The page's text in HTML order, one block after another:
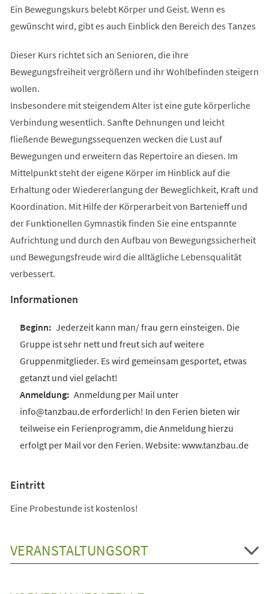
Ein Bewegungskurs belebt Körper und Geist. Wenn es
gewünscht wird, gibt es auch Einblick den Bereich des Tanzes
Dieser Kurs richtet sich an Senioren, die ihre
Bewegungsfreiheit vergrößern und ihr Wohlbefinden steigern
wollen.
Insbesondere mit steigendem Alter ist eine gute körperliche
Verbindung wesentlich. Sanfte Dehnungen und leicht
fließende Bewegungssequenzen wecken die Lust auf
Bewegungen und erweitern das Repertoire an diesen. Im
Mittelpunkt steht der eigene Körper im Hinblick auf die
Erhaltung oder Wiedererlangung der Beweglichkeit, Kraft und
Koordination. Mit Hilfe der Körperarbeit von Bartenieff und
der Funktionellen Gymnastik finden Sie eine entspannte
Aufrichtung und durch den Aufbau von Bewegungssicherheit
und Bewegungsfreude wird die alltägliche Lebensqualität
verbessert.
Informationen
Jederzeit kann man/ frau gern einsteigen. Die
Gruppe ist sehr nett und freut sich auf weitere
Gruppenmitglieder. Es wird gemeinsam gesportet, etwas
getanzt und viel gelacht!
Anmeldung per Mail unter
info@tanzbau.de erforderlich! In den Ferien bieten wir
teilweise ein Ferienprogramm, die Anmeldung hierzu
erfolgt per Mail vor den Ferien. Website: www.tanzbau.de
Eintritt
Eine Probestunde ist kostenlos!
VERANSTALTUNGSORT